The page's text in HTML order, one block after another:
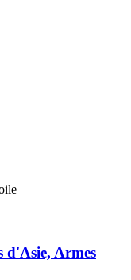
d'Asie, Armes